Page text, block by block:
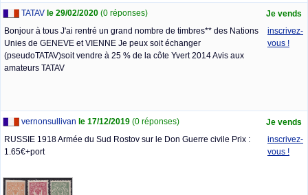
TATAV le 29/02/2020 (0 réponses)
Je vends
Bonjour à tous J'ai rentré un grand nombre de timbres** des Nations
Unies de GENEVE et VIENNE Je peux soit échanger
(pseudoTATAV)soit vendre à 25 % de la côte Yvert 2014 Avis aux
amateurs TATAV
inscrivez-
vous !
vernonsullivan le 17/12/2019 (0 réponses)
Je vends
RUSSIE 1918 Armée du Sud Rostov sur le Don Guerre civile Prix :
1.65€+port
inscrivez-
vous !